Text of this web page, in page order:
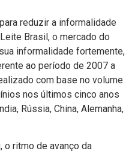
reduzir a informalidade
Brasil, o mercado do
informalidade fortemente,
ao perí­odo de 2007 a
com base no volume
nos últimos cinco anos
Rússia, China, Alemanha,
o ritmo de avanço da